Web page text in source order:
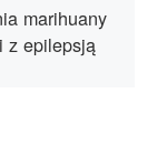
marihuany
z epilepsją